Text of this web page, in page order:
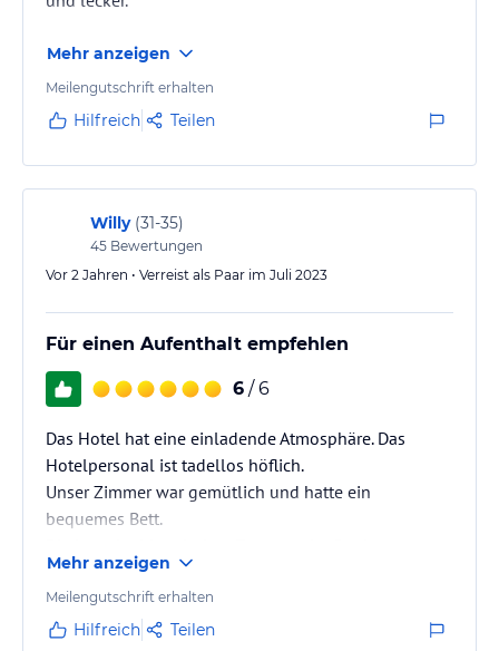
Mehr anzeigen
Meilengutschrift erhalten
Hilfreich Teilen
Willy (31-35)
45 Bewertungen
Vor 2 Jahren • Verreist als Paar im Juli 2023
Für einen Aufenthalt empfehlen
6 / 6
Das Hotel hat eine einladende Atmosphäre. Das
Hotelpersonal ist tadellos höflich.
Unser Zimmer war gemütlich und hatte ein
bequemes Bett.
ermöglicht es Ihnen, direkt nach dem Verlassen des
Hotelgebäudes mit der Besichtigung zu beginnen.
Ein starkes WLAN-Signal half mir, mit
Mehr anzeigen
Meilengutschrift erhalten
Hilfreich Teilen